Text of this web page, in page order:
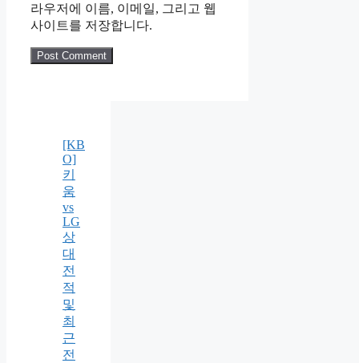
라우저에 이름, 이메일, 그리고 웹
사이트를 저장합니다.
[KB
O]
키
움
vs
LG
상
대
전
적
및
최
근
전